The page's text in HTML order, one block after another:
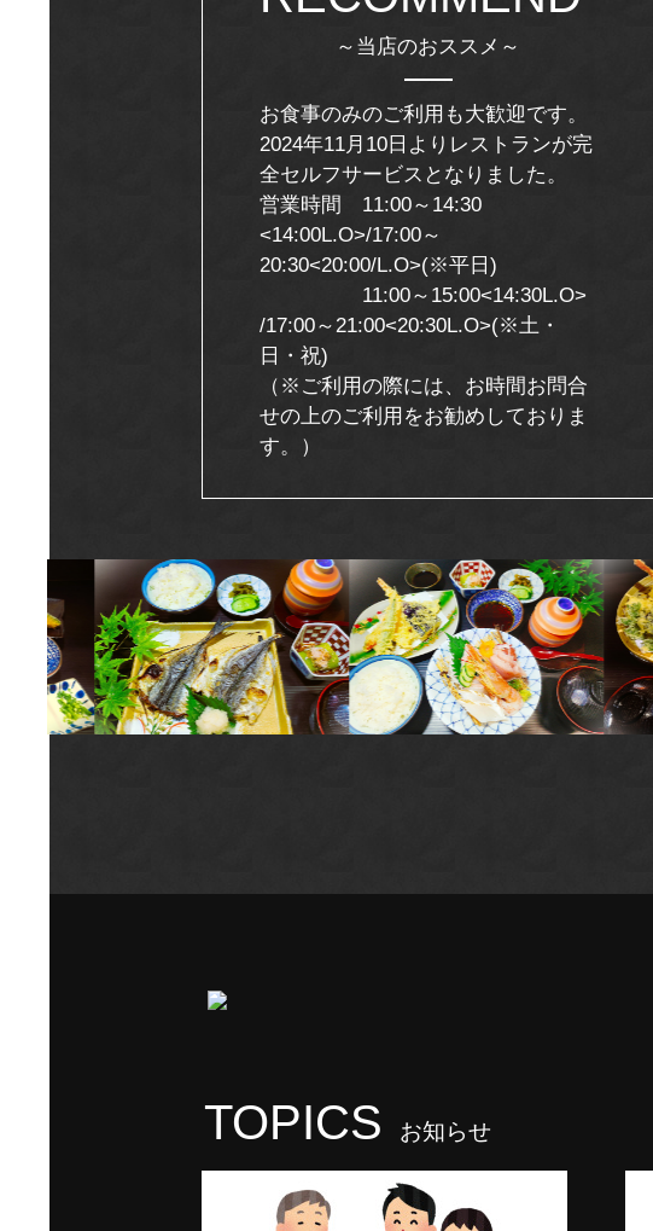
～当店のおススメ～
お食事のみのご利用も大歓迎です。
2024年11月10日よりレストランが完
全セルフサービスとなりました。
営業時間 11:00～14:30
<14:00L.O>/17:00～
20:30<20:00/L.O>(※平日)
11:00～15:00<14:30L.O>
/17:00～21:00<20:30L.O>(※土・
日・祝)
（※ご利用の際には、お時間お問合
せの上のご利用をお勧めしておりま
す。）
TOPICS お知らせ